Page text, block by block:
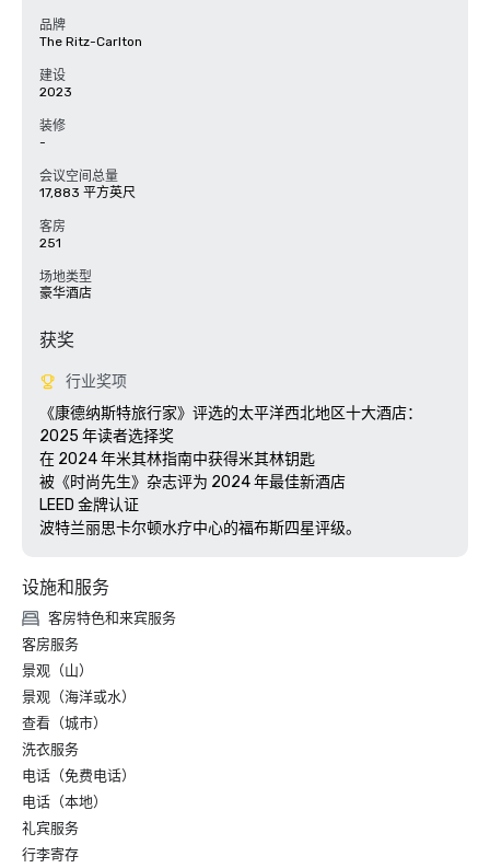
品牌
The Ritz-Carlton
建设
2023
装修
-
会议空间总量
17,883 平方英尺
客房
251
场地类型
豪华酒店
获奖
行业奖项
《康德纳斯特旅行家》评选的太平洋西北地区十大酒店：
2025 年读者选择奖
在 2024 年米其林指南中获得米其林钥匙
被《时尚先生》杂志评为 2024 年最佳新酒店
LEED 金牌认证
设施和服务
客房特色和来宾服务
客房服务
景观（山）
景观（海洋或水）
查看（城市）
洗衣服务
电话（免费电话）
电话（本地）
礼宾服务
行李寄存